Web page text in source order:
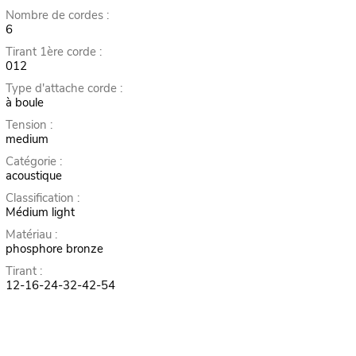
Nombre de cordes :
6
Tirant 1ère corde :
012
Type d'attache corde :
à boule
Tension :
medium
Catégorie :
acoustique
Classification :
Médium light
Matériau :
phosphore bronze
Tirant :
12-16-24-32-42-54